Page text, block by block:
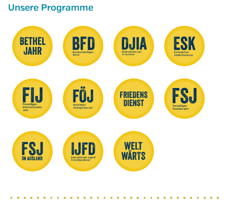
Unsere Programme